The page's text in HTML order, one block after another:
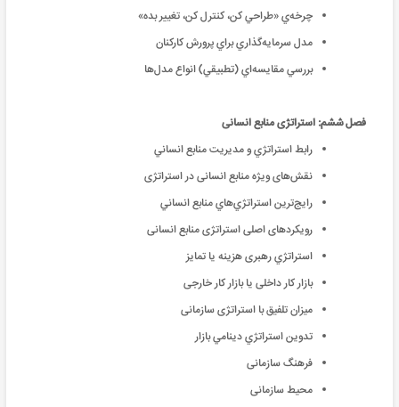
چرخه‌ي «طراحي كن، كنترل كن، تغيير بده»
مدل سرمايه‌‌گذاري براي پرورش كاركنان
بررسي مقايسه‌‌اي (تطبيقي) انواع مدل‌‌ها
فصل ششم: استراتژی منابع انسانی
رابط استراتژي و مديريت منابع انساني
نقش‌‌های ویژه منابع انسانی در استراتژی
رايج‌‌ترين استراتژي‌‌هاي منابع انساني
رویکردهای اصلی استراتژی منابع انسانی
استراتژي رهبری هزینه یا تمایز
بازار کار داخلی یا بازار کار خارجی
میزان تلفیق با استراتژی سازمانی
تدوين استراتژي دينامي بازار
فرهنگ سازمانی
محیط سازمانی